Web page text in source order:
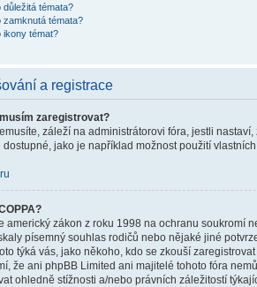
důležitá témata?
zamknutá témata?
ikony témat?
a registrace
zaregistrovat?
záleží na administrátorovi fóra, jestli
dostupné, jako je například možnost použití
americký zákon z roku 1998 na ochranu soukromí
písemný souhlas rodičů nebo nějaké jiné
týká vás, jako někoho, kdo se zkouší
že ani phpBB Limited ani majitelé tohoto fóra
ohledně stížnosti a/nebo právních záležitostí